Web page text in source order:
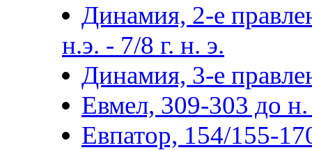
Динамия, 2-е
н.э. - 7/8 г. н. э.
Динамия, 3-е
Евмел, 309-303 до н.
Евпатор, 154/155-